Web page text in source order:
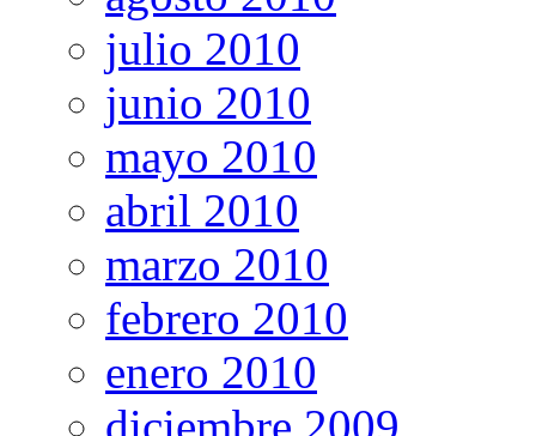
julio 2010
junio 2010
mayo 2010
abril 2010
marzo 2010
febrero 2010
enero 2010